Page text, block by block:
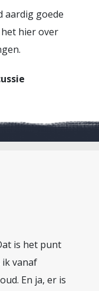
aardig goede
hier over
is het punt
ik vanaf
En ja, er is